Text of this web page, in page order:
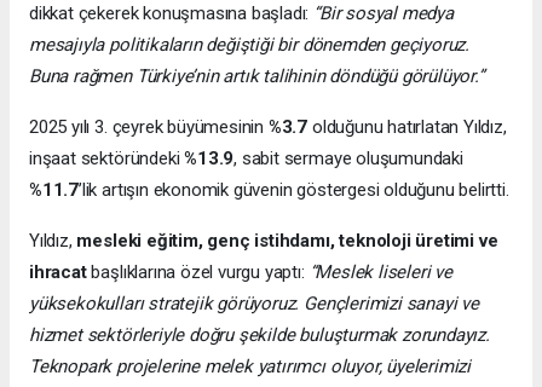
dikkat çekerek konuşmasına başladı: “Bir sosyal medya
mesajıyla politikaların değiştiği bir dönemden geçiyoruz.
Buna rağmen Türkiye’nin artık talihinin döndüğü görülüyor.”
2025 yılı 3. çeyrek büyümesinin %3.7 olduğunu hatırlatan Yıldız,
inşaat sektöründeki%13.9, sabit sermaye oluşumundaki
%11.7’lik artışın ekonomik güvenin göstergesi olduğunu belirtti.
Yıldız, mesleki eğitim, genç istihdamı, teknoloji üretimi ve
ihracatbaşlıklarına özel vurgu yaptı: “Meslek liseleri ve
yüksekokulları stratejik görüyoruz. Gençlerimizi sanayi ve
hizmet sektörleriyle doğru şekilde buluşturmak zorundayız.
Teknopark projelerine melek yatırımcı oluyor, üyelerimizi